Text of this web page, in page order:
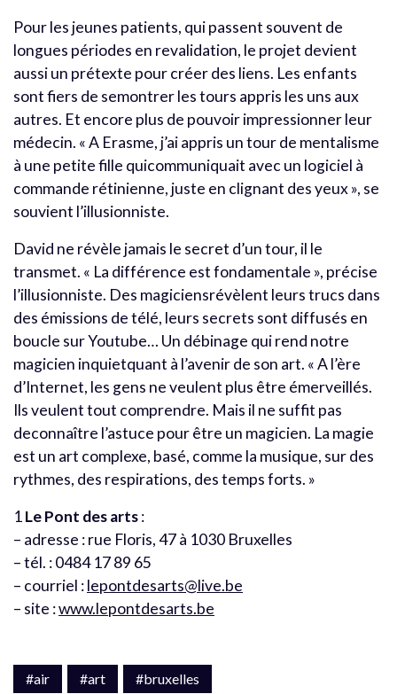
Pour les jeunes patients, qui passent souvent de
longues périodes en revalidation, le projet devient
aussi un prétexte pour créer des liens. Les enfants
sont fiers de semontrer les tours appris les uns aux
autres. Et encore plus de pouvoir impressionner leur
médecin. « A Erasme, j’ai appris un tour de mentalisme
à une petite fille quicommuniquait avec un logiciel à
commande rétinienne, juste en clignant des yeux », se
souvient l’illusionniste.
David ne révèle jamais le secret d’un tour, il le
transmet. « La différence est fondamentale », précise
l’illusionniste. Des magiciensrévèlent leurs trucs dans
des émissions de télé, leurs secrets sont diffusés en
boucle sur Youtube… Un débinage qui rend notre
magicien inquietquant à l’avenir de son art. « A l’ère
d’Internet, les gens ne veulent plus être émerveillés.
Ils veulent tout comprendre. Mais il ne suffit pas
deconnaître l’astuce pour être un magicien. La magie
est un art complexe, basé, comme la musique, sur des
rythmes, des respirations, des temps forts. »
1Le Pont des arts:
– adresse : rue Floris, 47 à 1030 Bruxelles
– tél. : 0484 17 89 65
– courriel :lepontdesarts@live.be
– site :www.lepontdesarts.be
#air #art #bruxelles